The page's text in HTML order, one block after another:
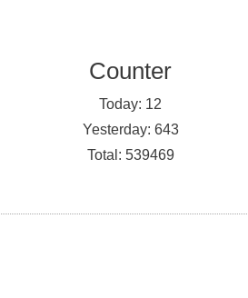
Counter
Today: 12
Yesterday: 643
Total: 539469